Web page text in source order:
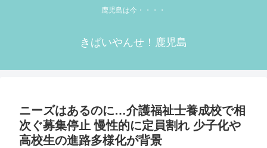
鹿児島は今・・・・
きばいやんせ！鹿児島
ニーズはあるのに…介護福祉士養成校で相
次ぐ募集停止 慢性的に定員割れ 少子化や
高校生の進路多様化が背景